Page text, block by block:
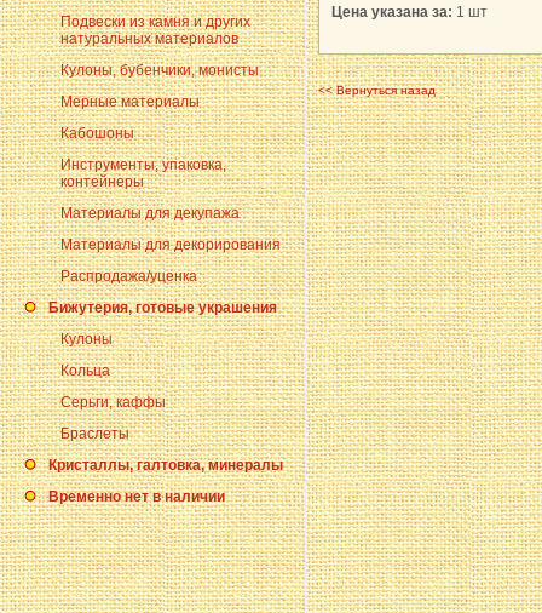
Подвески из камня и других
натуральных материалов
Кулоны, бубенчики, монисты
Мерные материалы
Кабошоны
Инструменты, упаковка,
контейнеры
Материалы для декупажа
Материалы для декорирования
Распродажа/уценка
Бижутерия, готовые украшения
Кулоны
Кольца
Серьги, каффы
Браслеты
Кристаллы, галтовка, минералы
Временно нет в наличии
Цена указана за: 1 шт
<< Вернуться назад